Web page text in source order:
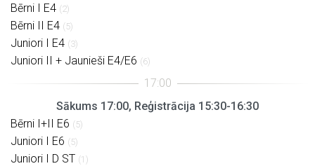
Bērni I E4 (2)
Bērni II E4 (5)
Juniori I E4 (3)
Juniori II + Jaunieši E4/E6 (6)
Sākums 17:00, Reģistrācija 15:30-16:30
Bērni I+II E6 (5)
Juniori I E6 (5)
Juniori I D ST (1)